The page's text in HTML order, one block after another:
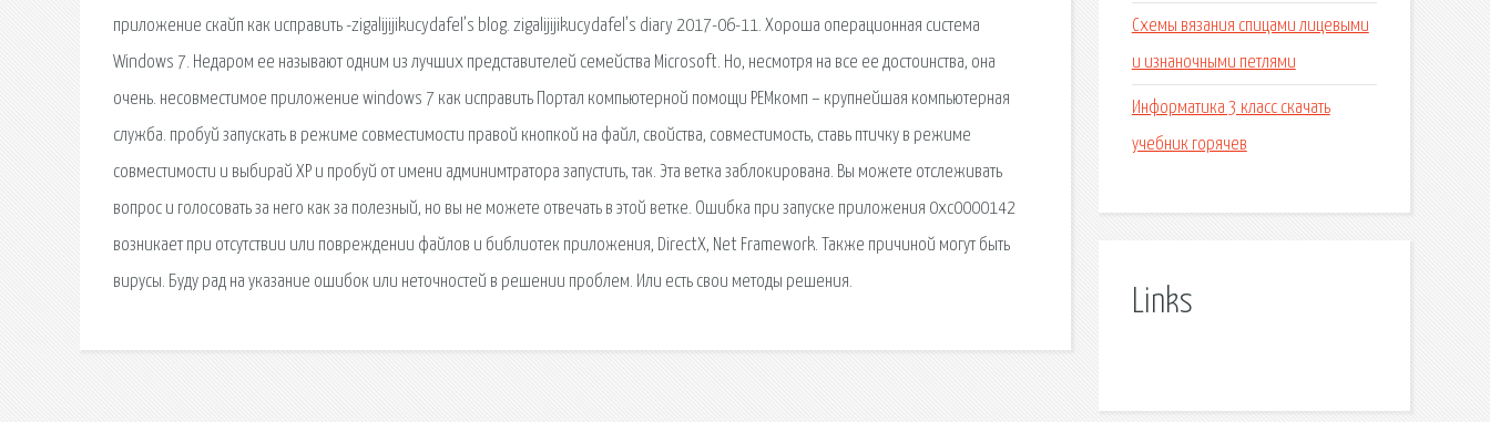
приложение скайп как исправить -zigalijijikucydafel’s blog. zigalijijikucydafel’s diary 2017-06-11. Хороша операционная система
Windows 7. Недаром ее называют одним из лучших представителей семейства Microsoft. Но, несмотря на все ее достоинства, она
очень. несовместимое приложение windows 7 как исправить Портал компьютерной помощи РЕМкомп – крупнейшая компьютерная
служба. пробуй запускать в режиме совместимости правой кнопкой на файл, свойства, совместимость, ставь птичку в режиме
совместимости и выбирай ХР и пробуй от имени админимтратора запустить, так. Эта ветка заблокирована. Вы можете отслеживать
вопрос и голосовать за него как за полезный, но вы не можете отвечать в этой ветке. Ошибка при запуске приложения 0xc0000142
возникает при отсутствии или повреждении файлов и библиотек приложения, DirectX, Net Framework. Также причиной могут быть
вирусы. Буду рад на указание ошибок или неточностей в решении проблем. Или есть свои методы решения.
Схемы вязания спицами лицевыми
и изнаночными петлями
Информатика 3 класс скачать
учебник горячев
Links